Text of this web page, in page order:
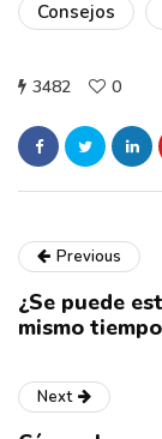
Consejos
3482 0
Previous
¿Se puede
mismo
Next